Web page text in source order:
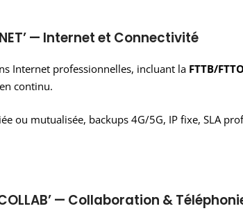
— Internet et Connectivité
Internet professionnelles, incluant laFTTB/FTTO
continu.
ou mutualisée, backups 4G/5G, IP fixe, SLA
— Collaboration &